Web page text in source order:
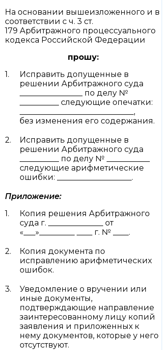
На основании вышеизложенного и в
соответствии с ч. 3 ст.
179 Арбитражного процессуального
кодекса Российской Федерации
прошу:
Исправить допущенные в
решении Арбитражного суда
________________ по делу №
__________ следующие опечатки:
_____________________________,
без изменения его содержания.
Исправить допущенные в
решении Арбитражного суда
__________ по делу № ___________
следующие арифметические
ошибки: ___________________.
Приложение:
Копия решения Арбитражного
суда г. ______________ от
«___»_________ ____ г. № ____.
Копия документа по
исправлению арифметических
ошибок.
Уведомление о вручении или
иные документы,
подтверждающие направление
заинтересованному лицу копий
заявления и приложенных к
нему документов, которые у него
отсутствуют.